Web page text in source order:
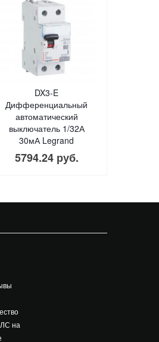
DX3-E
Дифференциальный
автоматический
выключатель 1/32А
30мА Legrand
5794.24 руб.